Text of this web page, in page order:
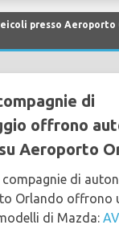
presso Aeroporto
di
offrono
Aeroporto
compagnie di
Orlando offrono
di Mazda: